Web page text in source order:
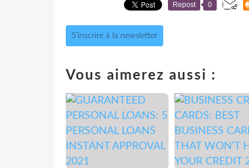
Repost 0
S'inscrire à la newsletter
Vous aimerez aussi :